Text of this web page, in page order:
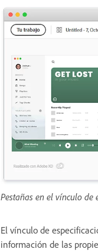
Pestañas en el vínculo de
El vínculo de
información de las